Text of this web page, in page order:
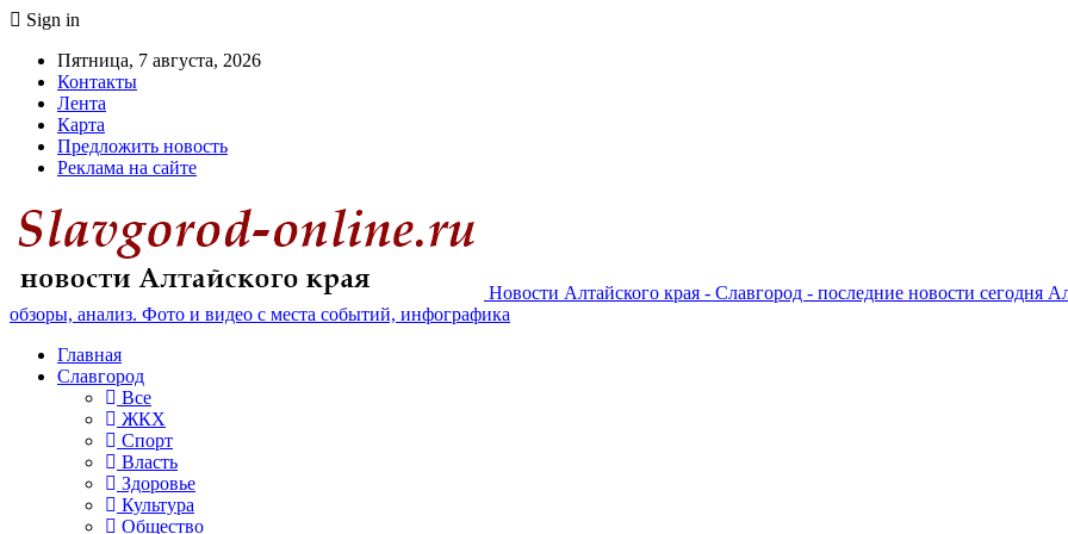
Sign in
Пятница, 7 августа, 2026
Контакты
Лента
Карта
Предложить новость
Реклама на сайте
Новости Алтайского края - Славгород - последние новости сегодня
обзоры, анализ. Фото и видео с места событий, инфографика
Главная
Славгород
Все
ЖКХ
Спорт
Власть
Здоровье
Культура
Общество